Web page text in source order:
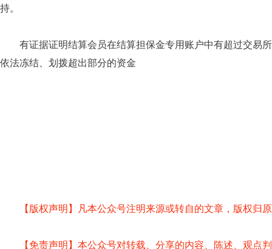
持。
有证据证明结算会员在结算担保金专用账户中有超过交易
依法冻结、划拨超出部分的资金
【版权声明】凡本公众号注明来源或转自的文章，版权
【免责声明】本公众号对转载、分享的内容、陈述、观